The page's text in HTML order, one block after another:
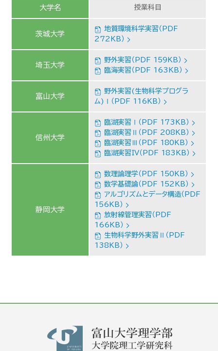
大学名 授業科目
茨城大学
地質環境科学実習（PDF
272KB）
埼玉大学
野外実習（PDF 159KB）
臨海実習（PDF 163KB）
富山大学
野外実習(生物科学プログラ
ム)Ⅰ（PDF 116KB）
信州大学
臨湖実習Ⅰ（PDF 173KB）
臨湖実習Ⅱ（PDF 208KB）
臨湖実習Ⅲ（PDF 180KB）
臨湖実習IV（PDF 183KB）
静岡大学
数理論理学（PDF 150KB）
数学基礎論（PDF 152KB）
アルゴリズムとデータ構造（PDF
156KB）
放射線管理実習（PDF
166KB）
生物科学野外実習Ⅱ（PDF
138KB）